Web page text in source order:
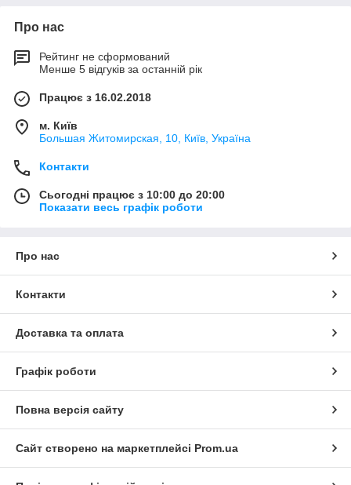
Про нас
Рейтинг не сформований
Менше 5 відгуків за останній рік
Працює з 16.02.2018
м. Київ
Большая Житомирская, 10, Київ, Україна
Контакти
Сьогодні працює з 10:00 до 20:00
Показати весь графік роботи
Про нас
Контакти
Доставка та оплата
Графік роботи
Повна версія сайту
Сайт створено на маркетплейсі Prom.ua